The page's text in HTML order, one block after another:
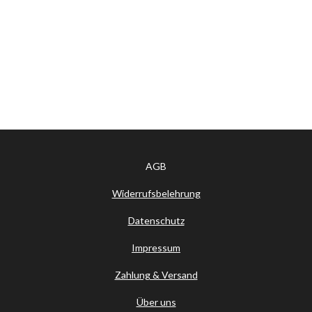
AGB
Widerrufsbelehrung
Datenschutz
Impressum
Zahlung & Versand
Über uns